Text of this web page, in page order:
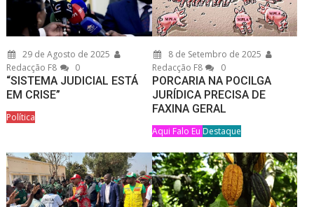
29 de Agosto de 2025
Redacção F8
0
“SISTEMA JUDICIAL ESTÁ
EM CRISE”
Política
8 de Setembro de 2025
Redacção F8
0
PORCARIA NA POCILGA
JURÍDICA PRECISA DE
FAXINA GERAL
Aqui Falo Eu Destaque